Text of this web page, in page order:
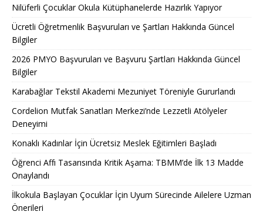
Nilüferli Çocuklar Okula Kütüphanelerde Hazırlık Yapıyor
Ücretli Öğretmenlik Başvuruları ve Şartları Hakkında Güncel
Bilgiler
2026 PMYO Başvuruları ve Başvuru Şartları Hakkında Güncel
Bilgiler
Karabağlar Tekstil Akademi Mezuniyet Töreniyle Gururlandı
Cordelion Mutfak Sanatları Merkezi’nde Lezzetli Atölyeler
Deneyimi
Konaklı Kadınlar İçin Ücretsiz Meslek Eğitimleri Başladı
Öğrenci Affı Tasarısında Kritik Aşama: TBMM’de İlk 13 Madde
Onaylandı
İlkokula Başlayan Çocuklar İçin Uyum Sürecinde Ailelere Uzman
Önerileri